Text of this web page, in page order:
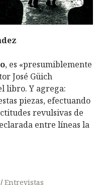
, es «presumiblemente
José Güich
libro. Y agrega:
piezas, efectuando
revulsivas de
entre líneas la
Entrevistas